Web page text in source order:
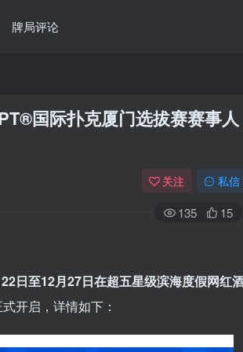
牌局评论
国际扑克厦门选拔赛赛事人
关注 私信
135 15
日至12月27日在超五星级滨海度假网红
式开启，详情如下：